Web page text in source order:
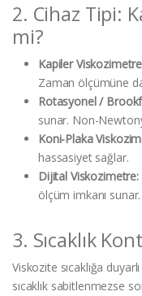
2. Cihaz Tipi:
mi?
Kapiler
Zaman ölçümüne
Rotasyonel /
sunar. Non-
Koni-Plaka
hassasiyet sağlar.
Dijital Viskozimetre:
ölçüm imkanı sunar.
3. Sıcaklık
Viskozite sıcaklığa
sıcaklık sabitlenmezse